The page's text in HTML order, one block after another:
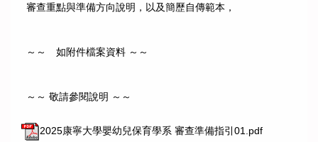
審查重點與準備方向說明，以及簡歷自傳範本，
～～ 如附件檔案資料 ～～
～～ 敬請參閱說明 ～～
2025康寧大學嬰幼兒保育學系 審查準備指引01.pdf